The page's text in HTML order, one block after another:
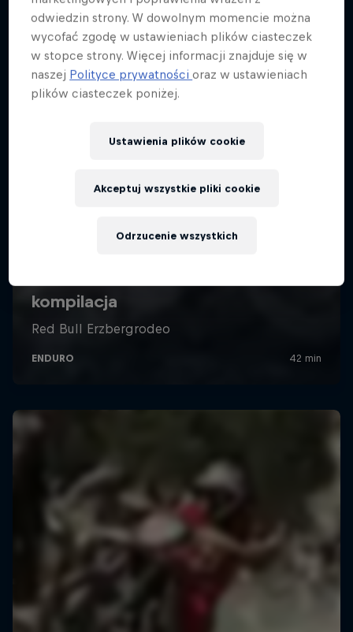
odwiedzin strony. W dowolnym momencie można
wycofać zgodę w ustawieniach plików ciasteczek
w stopce strony. Więcej informacji znajduje się w
naszej Polityce prywatnościoraz w ustawieniach
plików ciasteczek poniżej.
Ustawienia plików cookie
Odrzucenie wszystkich
Akceptuj wszystkie pliki cookie